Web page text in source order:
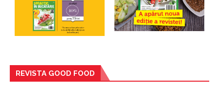
REVISTA GOOD FOOD